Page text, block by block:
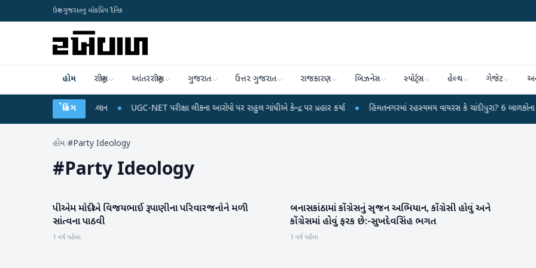
ઉત્તર ગુજરાતનું લોકપ્રિય દૈનિક
હોમ રાષ્ટ્રીય આંતરરાષ્ટ્રીય ગુજરાત ઉત્તર ગુજરાત રાજકારણ બિઝનેસ સ્પોર્ટ્સ હેલ્થ ગેજેટ
બ્રેકિંગ
રિચાર્જ અને ડેટા પ્લાન UGC-NET પરીક્ષા લીકના આરોપો પર રાહુલ ગાંધીએ કેન્દ્ર પર પ્રહાર કર્યા ● હિંમતનગરમાં રહસ્યમય વાયરસ કે ચાંદીપુરા? 6 બાળકોના મોતથી
હોમ/#Party Ideology
#Party Ideology
ગુજરાત
પીએમ મોદીએ વિજયભાઈ રૂપાણીના પરિવારજનોને મળી
સાંત્વના પાઠવી
1 વર્ષ પહેલા
બનાસકાંઠા
બનાસકાંઠામાં કોંગ્રેસનું સૃજન અભિયાન, કોંગ્રેસી હોવું અને
કોંગ્રેસમાં હોવું ફરક છે:-સુખદેવસિંહ ભગત
1 વર્ષ પહેલા